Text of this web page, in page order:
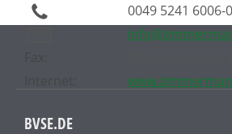
0049 5241 6006-0
BVSE.DE